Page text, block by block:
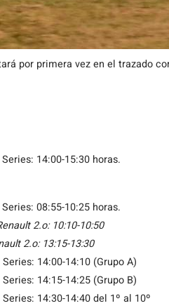
por primera vez en el trazado
14:00-15:30 horas.
08:55-10:25 horas.
2.o: 10:10-10:50
2.o: 13:15-13:30
14:00-14:10 (Grupo A)
14:15-14:25 (Grupo B)
14:30-14:40 del 1º al 10º